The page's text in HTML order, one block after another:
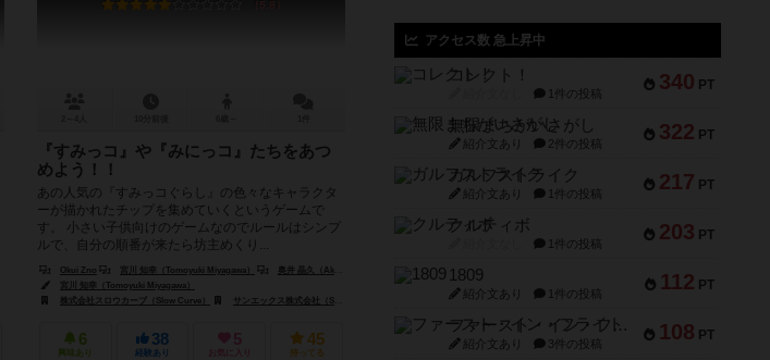
5.8
『すみっコ』や『みにっコ』たちをあつ
めよう！！
あの人気の『すみっコぐらし』の色々なキャラクタ
ーが描かれたチップを集めていくというゲームで
す。 小さい子供向けのゲームなのでルールはシンプ
ルで、自分の順番が来たら坊主めくり...
Okui Zno 宮川 知幸（Tomoyuki Miyagawa）
奥井 晶久（Akihisa Okui）
宮川 知幸（Tomoyuki Miyagawa）
株式会社スロウカーブ（Slow Curve）
サンエックス株式会社（San-X）
6
興味あり
38
経験あり
5
お気に入り
45
持ってる
アクセス数 急上昇中
340 PT
コレクト！
1件の投稿
322 PT
無限まちがいさがし
紹介文あり 2件の投稿
217 PT
ガルフストライク
紹介文あり 1件の投稿
203 PT
クルティボ
1件の投稿
112 PT
1809
紹介文あり 1件の投稿
108 PT
ファースト・イン・フライト
紹介文あり 3件の投稿